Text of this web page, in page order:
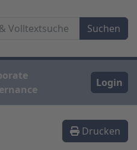
Login
Drucken